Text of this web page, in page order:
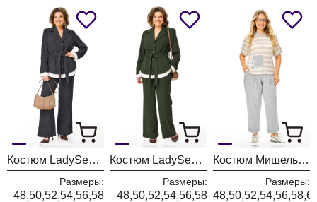
Костюм LadySecret 26251 темный графит
Размеры:
48,50,52,54,56,58
Костюм LadySecret 26251 хаки
Размеры:
48,50,52,54,56,58
Костюм Мишель Шик 1452 серый+полоска
Размеры: